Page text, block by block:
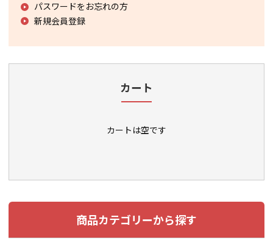
パスワードをお忘れの方
新規会員登録
カート
カートは空です
商品カテゴリーから探す